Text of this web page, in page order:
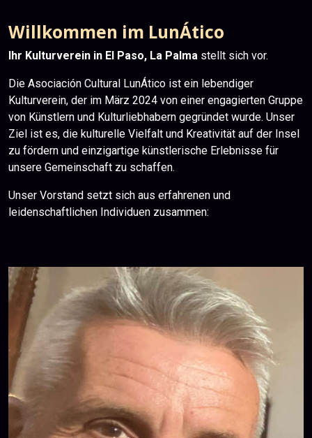
Willkommen im LunÁtico
Ihr Kulturverein in El Paso, La Palma stellt sich vor.
Die Asociación Cultural LunÁtico ist ein lebendiger
Kulturverein, der im März 2024 von einer engagierten Gruppe
von Künstlern und Kulturliebhabern gegründet wurde. Unser
Ziel ist es, die kulturelle Vielfalt und Kreativität auf der Insel
zu fördern und einzigartige künstlerische Erlebnisse für
unsere Gemeinschaft zu schaffen.
Unser Vorstand setzt sich aus erfahrenen und
leidenschaftlichen Individuen zusammen: